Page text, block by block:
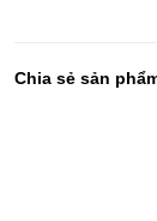
Chia sẻ sản